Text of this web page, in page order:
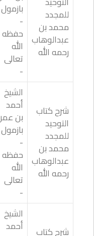
للمجدد
محمد بن
عبدالوهاب
رحمه الله
بازمول
-
حفظه
الله
تعالى
-
شرح كتاب
التوحيد
للمجدد
محمد بن
عبدالوهاب
رحمه الله
الشيخ
أحمد
بن عمر
بازمول
-
حفظه
الله
تعالى
-
شرح كتاب
الشيخ
أحمد